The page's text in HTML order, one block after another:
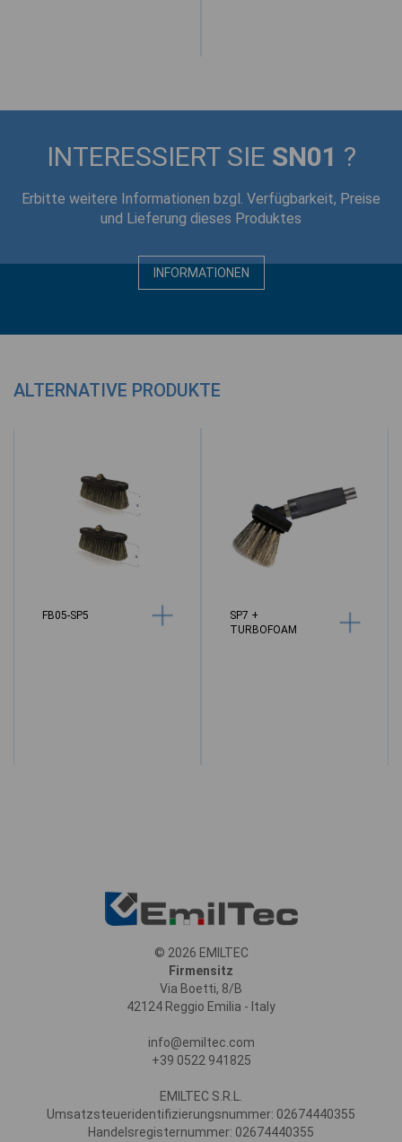
INTERESSIERT SIE SN01 ?
Erbitte weitere Informationen bzgl. Verfügbarkeit, Preise
und Lieferung dieses Produktes
INFORMATIONEN
ALTERNATIVE PRODUKTE
FB05-SP5
SP7 +
TURBOFOAM
© 2026 EMILTEC
Firmensitz
Via Boetti, 8/B
42124 Reggio Emilia - Italy
info@emiltec.com
+39 0522 941825
EMILTEC S.R.L.
Umsatzsteueridentifizierungsnummer: 02674440355
Handelsregisternummer: 02674440355